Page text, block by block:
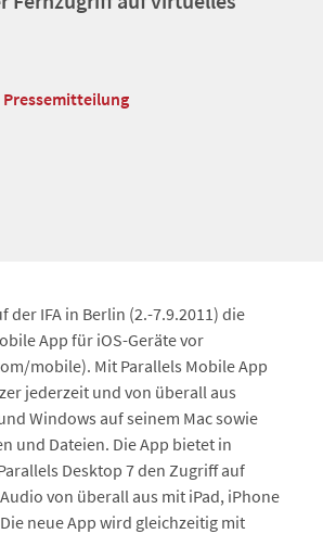
der IFA in Berlin (2.-7.9.2011) die
App für iOS-Geräte vor
mobile). Mit Parallels Mobile App
jederzeit und von überall aus
Windows auf seinem Mac sowie
und Dateien. Die App bietet in
Desktop 7 den Zugriff auf
von überall aus mit iPad, iPhone
neue App wird gleichzeitig mit